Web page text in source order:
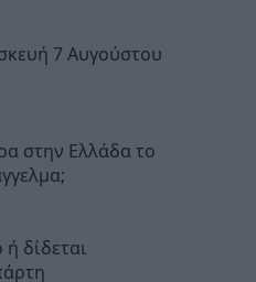
7 Αυγούστου
στην Ελλάδα το
δίδεται